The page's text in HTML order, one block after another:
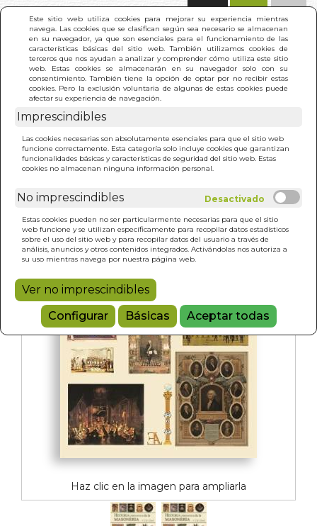
Este sitio web utiliza cookies para mejorar su experiencia mientras
navega. Las cookies que se clasifican según sea necesario se almacenan
en su navegador, ya que son esenciales para el funcionamiento de las
características básicas del sitio web. También utilizamos cookies de
terceros que nos ayudan a analizar y comprender cómo utiliza este sitio
web. Estas cookies se almacenarán en su navegador solo con su
consentimiento. También tiene la opción de optar por no recibir estas
cookies. Pero la exclusión voluntaria de algunas de estas cookies puede
afectar su experiencia de navegación.
Imprescindibles
Las cookies necesarias son absolutamente esenciales para que el sitio web
funcione correctamente. Esta categoría solo incluye cookies que garantizan
funcionalidades básicas y características de seguridad del sitio web. Estas
cookies no almacenan ninguna información personal.
No imprescindibles
Estas cookies pueden no ser particularmente necesarias para que el sitio
web funcione y se utilizan específicamente para recopilar datos estadísticos
sobre el uso del sitio web y para recopilar datos del usuario a través de
análisis, anuncios y otros contenidos integrados. Activándolas nos autoriza a
su uso mientras navega por nuestra página web.
Ver no imprescindibles
Configurar
Básicas Aceptar todas
INICIO >
Haz clic en la imagen para ampliarla